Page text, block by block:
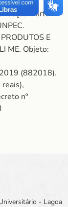
Norte-
E
ME. Objeto:
(882018).
nº
- Lagoa